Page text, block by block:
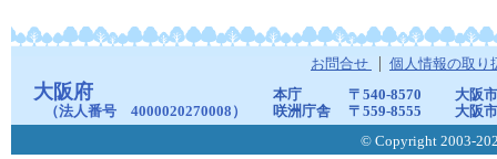
お問合せ 個人情報の取り
大阪府
（法人番号 4000020270008）
本庁 〒540-8570
大阪
咲洲庁舎
〒559-8555
大阪
© Copyright 2003-